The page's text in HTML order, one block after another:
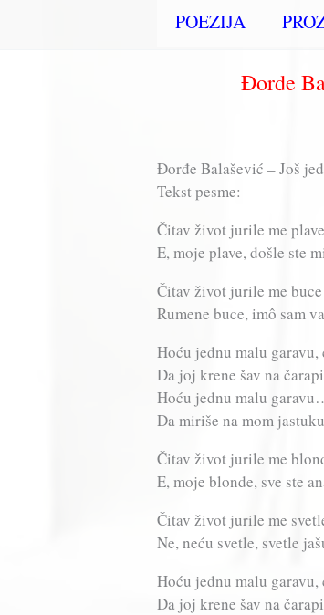
POEZIJA
Đorđe
Đorđe Balašević – Još
Tekst pesme:
Čitav život jurile me
E, moje plave, došle ste
Čitav život jurile me
Rumene buce, imô sam
Hoću jednu malu
Da joj krene šav na
Hoću jednu malu
Da miriše na mom
Čitav život jurile me
E, moje blonde, sve ste
Čitav život jurile me
Ne, neću svetle, svetle
Hoću jednu malu
Da joj krene šav na